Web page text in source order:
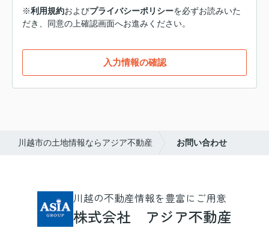
※利用規約およびプライバシーポリシーを必ずお読みいた
だき、同意の上確認画面へお進みください。
入力情報の確認
川越市の土地情報ならアジア不動産 お問い合わせ
川越の不動産情報を豊富にご用意
株式会社 アジア不動産